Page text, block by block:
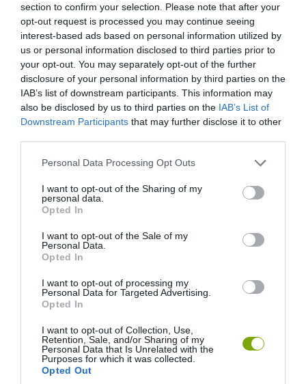
section to confirm your selection. Please note that after your
opt-out request is processed you may continue seeing
interest-based ads based on personal information utilized by
us or personal information disclosed to third parties prior to
your opt-out. You may separately opt-out of the further
disclosure of your personal information by third parties on the
IAB’s list of downstream participants. This information may
also be disclosed by us to third parties on the IAB’s List of
Downstream Participants that may further disclose it to other
Please note that this website/app uses one or more Google
not limited to your visit or usage behaviour. You may click to
grant or deny consent to Google and its third-party tags to
use your data for below specified purposes in below Google
consent section.
Personal Data Processing Opt Outs
I want to opt-out of the Sharing of my
personal data.
Opted In
I want to opt-out of the Sale of my
Personal Data.
Opted In
I want to opt-out of processing my
Personal Data for Targeted Advertising.
Opted In
I want to opt-out of Collection, Use,
Retention, Sale, and/or Sharing of my
Personal Data that Is Unrelated with the
Purposes for which it was collected.
Opted Out
Hideg az este, de az ételre lesz vevő
Kasmírban.
Elefántcsontpaat fővárosától nem messze
egy asszony gabonát és magvakat árul.